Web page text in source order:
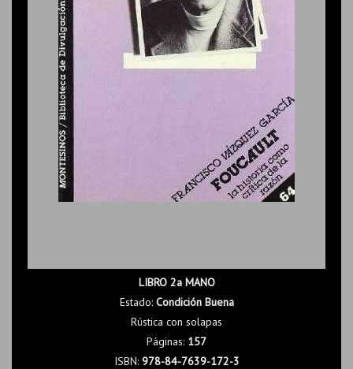
LIBRO 2a MANO
Estado: Condición Buena
Rústica con solapas
Páginas: 157
ISBN: 978-84-7639-172-3